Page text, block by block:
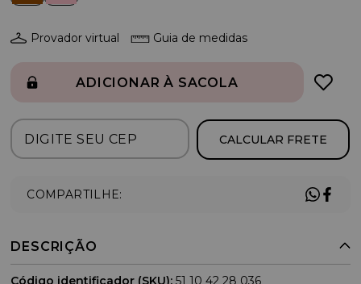
Provador virtual Guia de medidas
ADICIONAR À SACOLA
CALCULAR FRETE
COMPARTILHE:
DESCRIÇÃO
Código identificador (SKU): 51 10 42 28 036